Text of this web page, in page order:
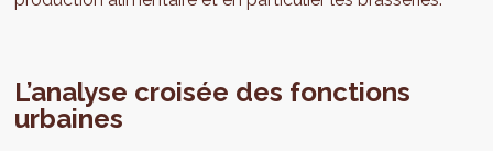
L’analyse croisée des fonctions
urbaines